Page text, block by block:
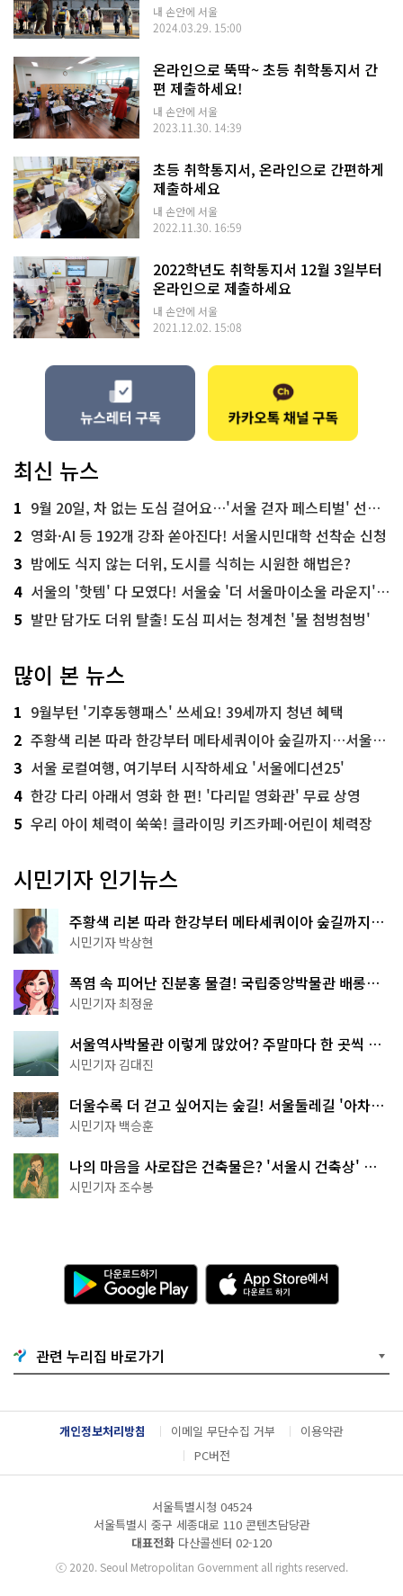
내 손안에 서울
2024.03.29. 15:00
온라인으로 뚝딱~ 초등 취학통지서 간
편 제출하세요!
내 손안에 서울
2023.11.30. 14:39
초등 취학통지서, 온라인으로 간편하게
제출하세요
내 손안에 서울
2022.11.30. 16:59
2022학년도 취학통지서 12월 3일부터
온라인으로 제출하세요
내 손안에 서울
2021.12.02. 15:08
최신 뉴스
1 9월 20일, 차 없는 도심 걸어요…'서울 걷자 페스티벌' 선착순 5천명
2 영화·AI 등 192개 강좌 쏟아진다! 서울시민대학 선착순 신청
3 밤에도 식지 않는 더위, 도시를 식히는 시원한 해법은?
4 서울의 '핫템' 다 모였다! 서울숲 '더 서울마이소울 라운지' 오픈
5 발만 담가도 더위 탈출! 도심 피서는 청계천 '물 첨벙첨벙'
많이 본 뉴스
1 9월부턴 '기후동행패스' 쓰세요! 39세까지 청년 혜택
2 주황색 리본 따라 한강부터 메타세쿼이아 숲길까지…서울둘레길 15코스
3 서울 로컬여행, 여기부터 시작하세요 '서울에디션25'
4 한강 다리 아래서 영화 한 편! '다리밑 영화관' 무료 상영
5 우리 아이 체력이 쑥쑥! 클라이밍 키즈카페·어린이 체력장
시민기자 인기뉴스
주황색 리본 따라 한강부터 메타세쿼이아 숲길까지…
서울둘레길 15코스
시민기자 박상현
폭염 속 피어난 진분홍 물결! 국립중앙박물관 배롱나
무 명소
시민기자 최정윤
서울역사박물관 이렇게 많았어? 주말마다 한 곳씩 떠
나는 역사 산책
시민기자 김대진
더울수록 더 걷고 싶어지는 숲길! 서울둘레길 '아차산
코스'
시민기자 백승훈
나의 마음을 사로잡은 건축물은? '서울시 건축상' 수
상작 공개!
시민기자 조수봉
다
운
로
기
G
o
g
l
e
l
A
p
p
e
서
다
운
드
관련 누리집 바로가기
개인정보처리방침 이메일 무단수집 거부
이용약관
PC버전
서울특별시청 04524
서울특별시 중구 세종대로 110 콘텐츠담당관
대표전화 다산콜센터 02-120
ⓒ2020. Seoul Metropolitan Government all rights reserved.